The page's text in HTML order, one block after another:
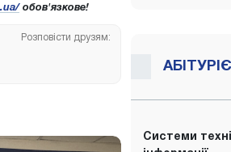
обов'язкове!
Розповісти друзям:
Системи